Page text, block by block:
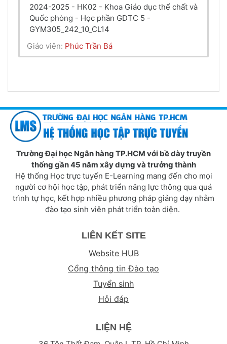
2024-2025 - HK02 - Khoa Giáo dục thể chất và
Quốc phòng - Học phần GDTC 5 -
GYM305_242_10_CL14
Giáo viên: Phúc Trần Bá
Trường Đại học Ngân hàng TP.HCM với bề dày truyền
thống gần 45 năm xây dựng và trưởng thành
Hệ thống Học trực tuyến E-Learning mang đến cho mọi
người cơ hội học tập, phát triển năng lực thông qua quá
trình tự học, kết hợp nhiều phương pháp giảng dạy nhằm
đào tạo sinh viên phát triển toàn diện.
LIÊN KẾT SITE
Website HUB
Cổng thông tin Đào tạo
Tuyển sinh
Hỏi đáp
LIỆN HỆ